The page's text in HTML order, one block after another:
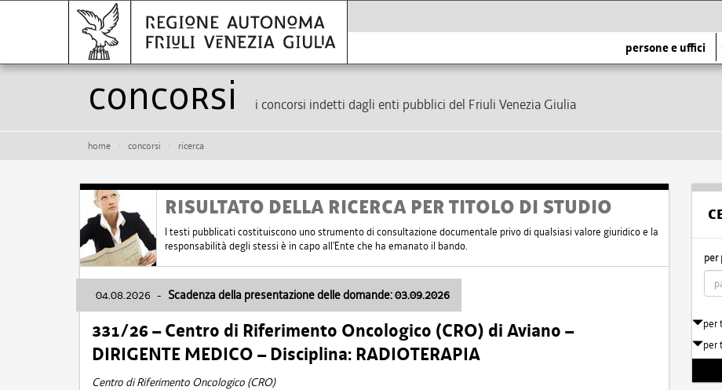
persone e uffici
Concorsi i concorsi indetti dagli enti pubblici del Friuli Venezia Giulia
home concorsi ricerca
RISULTATO DELLA RICERCA PER TITOLO DI STUDIO
I testi pubblicati costituiscono uno strumento di consultazione documentale privo di qualsiasi valore giuridico e la
responsabilità degli stessi è in capo all'Ente che ha emanato il bando.
04.08.2026 - Scadenza della presentazione delle domande: 03.09.2026
331/26 – Centro di Riferimento Oncologico (CRO) di Aviano –
DIRIGENTE MEDICO – Disciplina: RADIOTERAPIA
Centro di Riferimento Oncologico (CRO)
per
per
per